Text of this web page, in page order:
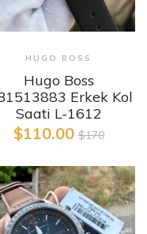
HUGO BOSS
Hugo Boss
Erkek Kol
Saati L-1612
$110.00$170